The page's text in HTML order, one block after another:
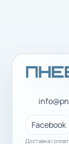
Facebook
Доставка і